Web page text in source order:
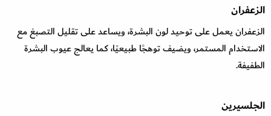
الزعفران
الزعفران يعمل على توحيد لون البشرة، ويساعد على تقليل التصبغ مع
الاستخدام المستمر، ويضيف توهجًا طبيعيًا، كما يعالج عيوب البشرة
الطفيفة.
الجلسيرين